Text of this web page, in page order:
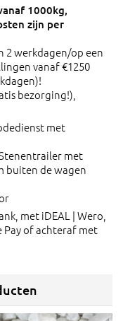
2 werkdagen/op een
vanaf €1250
bezorging!),
met
met
buiten de wagen
met iDEAL | Wero,
Pay of achteraf met